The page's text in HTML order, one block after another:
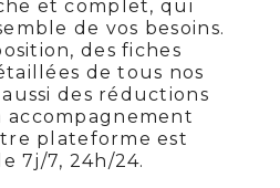
et complet, qui
de vos besoins.
des fiches
de tous nos
des réductions
accompagnement
plateforme est
7j/7, 24h/24.